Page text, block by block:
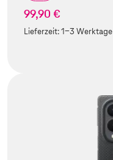
99,90 €
Lieferzeit:1-3 Werktage